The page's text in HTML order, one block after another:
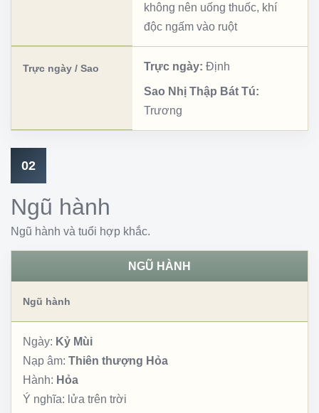
không nên uống thuốc, khí
độc ngấm vào ruột
Trực ngày / Sao Trực ngày: Định
Sao Nhị Thập Bát Tú:
Trương
02
Ngũ hành
Ngũ hành và tuổi hợp khắc.
NGŨ HÀNH
Ngũ hành
Ngày: Kỷ Mùi
Nạp âm: Thiên thượng Hỏa
Hành: Hỏa
Ý nghĩa: lửa trên trời